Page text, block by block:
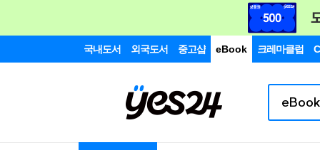
국내도서 외국도서 중고샵 eBook 크레마클럽